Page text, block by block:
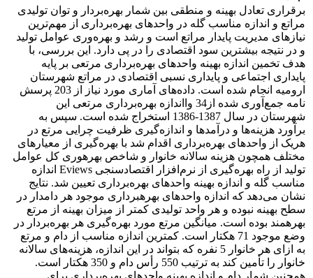
برقراری تعادل بهینه و منطقی بین شمار بهره‌بردار و توان تولیدی
مراتع و اندازه مناسب گله در واحدهای بهره‌برداری از مهم‌ترین
نیازهای مدیریت پایدار مراتع است و رشد و بهره‌وری عوامل تولید
و در نتیجه بیشترین سود اقتصادی را در پی دارد. این بررسی، با
هدف تخمین اندازه بهینه واحدهای بهره‌برداری مرتعی بر پایه
پایداری اجتماعی و پایداری نسبی اقتصادی در مراتع شهرستان
ارومیه انجام شده است. داده‌های آماری مورد نیاز از 203 پرسش
نامه جمع‌آوری شده از34 وااندازه بهره‌برداری مرتعی این
شهرستان در سال 1387-1386 استخراج شده است. سپس به
برآورد هزینه‌ها و درآمدها و اندازه‌گیری ظرفیت چرایی مرتع در
هریک از واحدهای بهره‌برداری اقدام شد با بهره‌گیری از معیارهای
مختلف همچون هزینه سالانه خانوار و شاخص بهرهوری کل عوامل
تولید از راه بهره‌گیری از نرم‌افزار اقتصادسنجی Eviews اندازه
مناسب گله و اندازه بهینه واحدهای بهره‌برداری تعیین شد. نتایج
نشان می‌دهد که‌ اندازه واحدهای بهرهبرداری موجود هر دامدار در
سطح بهینه نبوده و هر واحد تولیدی کمتر از میزان بهینه از مرتع
بهرهمند بوده است. میانگین مرتع مورد بهره‌گیری هر بهره‌بردار در
وضع موجود 71 هکتار است. کمترین اندازه مناسب از دام و مرتع
به ازای هر خانوار 5 نفره که بتواند در این اندازه، هزینه‌های سالانه
خانوار را تأمین کند به ترتیب 550 رأس دام و 350 هکتار است.
همچنین شمار دام و اندازه بهینه واحدهای بهره‌برداری برای